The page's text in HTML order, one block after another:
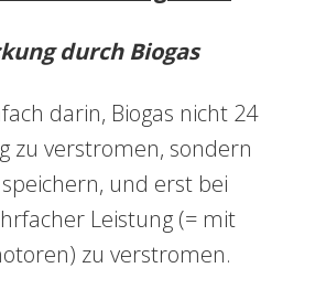
durch Biogas
darin, Biogas nicht 24
zu verstromen, sondern
und erst bei
Leistung (= mit
zu verstromen.